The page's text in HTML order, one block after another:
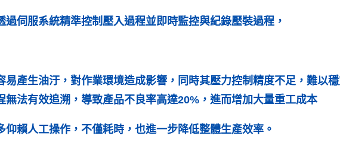
伺服系統精準控制壓入過程並即時監控與紀錄壓裝過程，
易產生油汙，對作業環境造成影響，同時其壓力控制精度不足，難以
無法有效追溯，導致產品不良率高達20%，進而增加大量重工成本
仰賴人工操作，不僅耗時，也進一步降低整體生產效率。